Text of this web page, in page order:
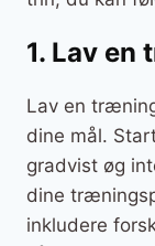
1. Lav
Lav en
dine mål.
gradvist øg
dine
inkludere